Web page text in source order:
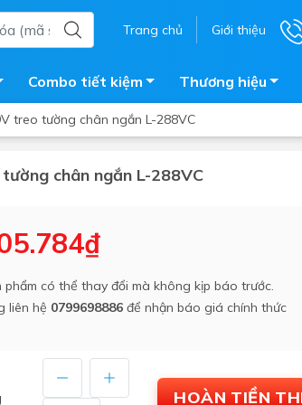
Trang chủ Giới thiệu
Bồn bảo ôn
Bồn nhựa tự hoại
Vòi pha nóng lạnh
Vật tư
Combo tiết kiệm Thương hiệu
treo tường chân ngắn L-288VC
chân ngắn L-288VC
phẩm có thể thay đổi mà không kịp báo trước.
liên hệ 0799698886 để nhận báo giá chính thức
HOÀN TIỀN